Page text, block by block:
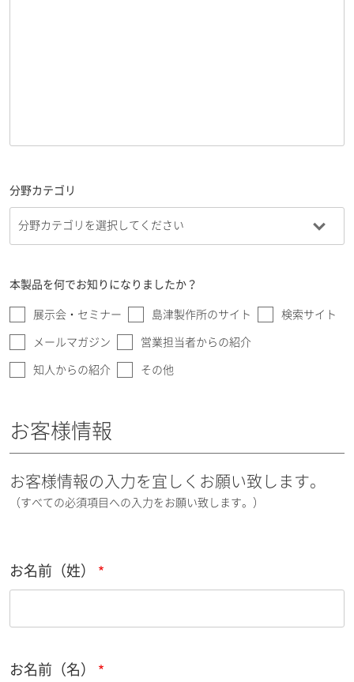
分野カテゴリ
本製品を何でお知りになりましたか？
展示会・セミナー 島津製作所のサイト 検索サイト
メールマガジン 営業担当者からの紹介
知人からの紹介 その他
お客様情報
お客様情報の入力を宜しくお願い致します。
（すべての必須項目への入力をお願い致します。）
お名前（姓）
お名前（名）